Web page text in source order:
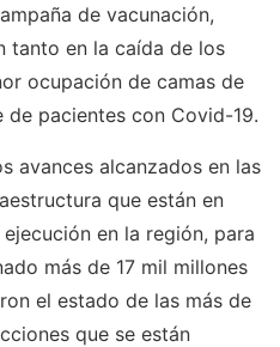
de vacunación,
tanto en la caída de los
ocupación de camas de
pacientes con Covid-19.
avances alcanzados en las
que están en
en la región, para
más de 17 mil millones
el estado de las más de
que se están